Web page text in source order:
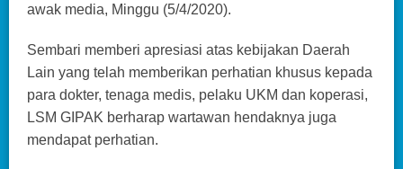
awak media, Minggu (5/4/2020).
Sembari memberi apresiasi atas kebijakan Daerah
Lain yang telah memberikan perhatian khusus kepada
para dokter, tenaga medis, pelaku UKM dan koperasi,
LSM GIPAK berharap wartawan hendaknya juga
mendapat perhatian.